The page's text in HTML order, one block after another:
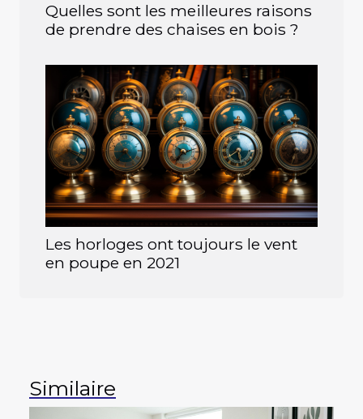
Quelles sont les meilleures raisons
de prendre des chaises en bois ?
Les horloges ont toujours le vent
en poupe en 2021
Similaire